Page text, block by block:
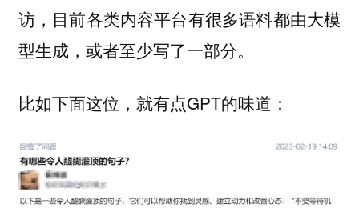
访，目前各类内容平台有很多语料都由大模
型生成，或者至少写了一部分。
比如下面这位，就有点GPT的味道：